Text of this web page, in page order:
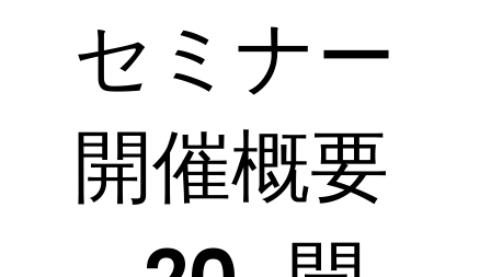
​セミナー
開催概要